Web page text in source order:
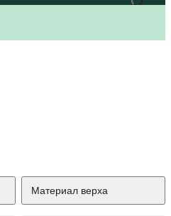
Материал верха